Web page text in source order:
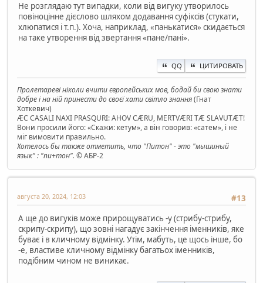
Не розглядаю тут випадки, коли від вигуку утворилось
повіноцінне дієслово шляхом додавання суфіксів (стукати,
хлюпатися і т.п.). Хоча, наприклад, «панькатися» скидається
на таке утворення від звертання «пане/пані».
QQ ЦИТИРОВАТЬ
Пролетареві ніколи вчити європейських мов, бодай би свою знати
добре і на ній принести до своєї хати світло знання(Гнат
Хоткевич)
ÆC CASALI NAXI PRASQURI: AHOV CÆRU, MERTVÆRI TÆ SLAVUTÆT!
Вони просили його: «Скажи: кетум», а він говорив: «сатем», і не
міг вимовити правильно.
Хотелось бы также отметить, что "Питон" - это "мышиный
язык" : "пи+тон". © АБР-2
#13
августа 20, 2024, 12:03
А ще до вигуків може прирощуватись -у (стрибу-стрибу,
скрипу-скрипу), що зовні нагадує закінчення іменників, яке
буває і в кличному відмінку. Утім, мабуть, це щось інше, бо
-е, властиве кличному відмінку багатьох іменників,
подібним чином не виникає.